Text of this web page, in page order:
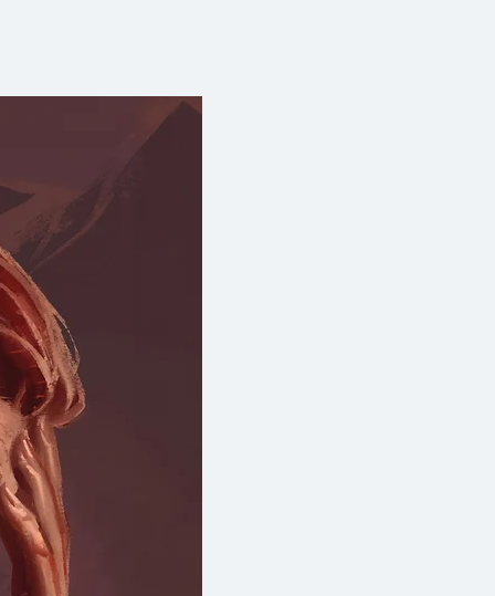
หรือกลไกการ
ณ์ที่จะช่วยให้คุณกลับมาเป็นนาย
บ
: เจาะลึกการทำงานของ
ำไมเราถึงรู้สึกในแบบที่รู้สึก
In : เรียนรู้เทคนิคการ
ายใน (การปรับมุมมอง, การ
นอก (อิทธิพลจากคนรอบข้าง,
ธรรม)
: เครื่องมือที่นำไปใช้ได้
อเปลี่ยนความเชื่อลบๆ,
พื่อมองปัญหาให้ชัดเจนขึ้น และ